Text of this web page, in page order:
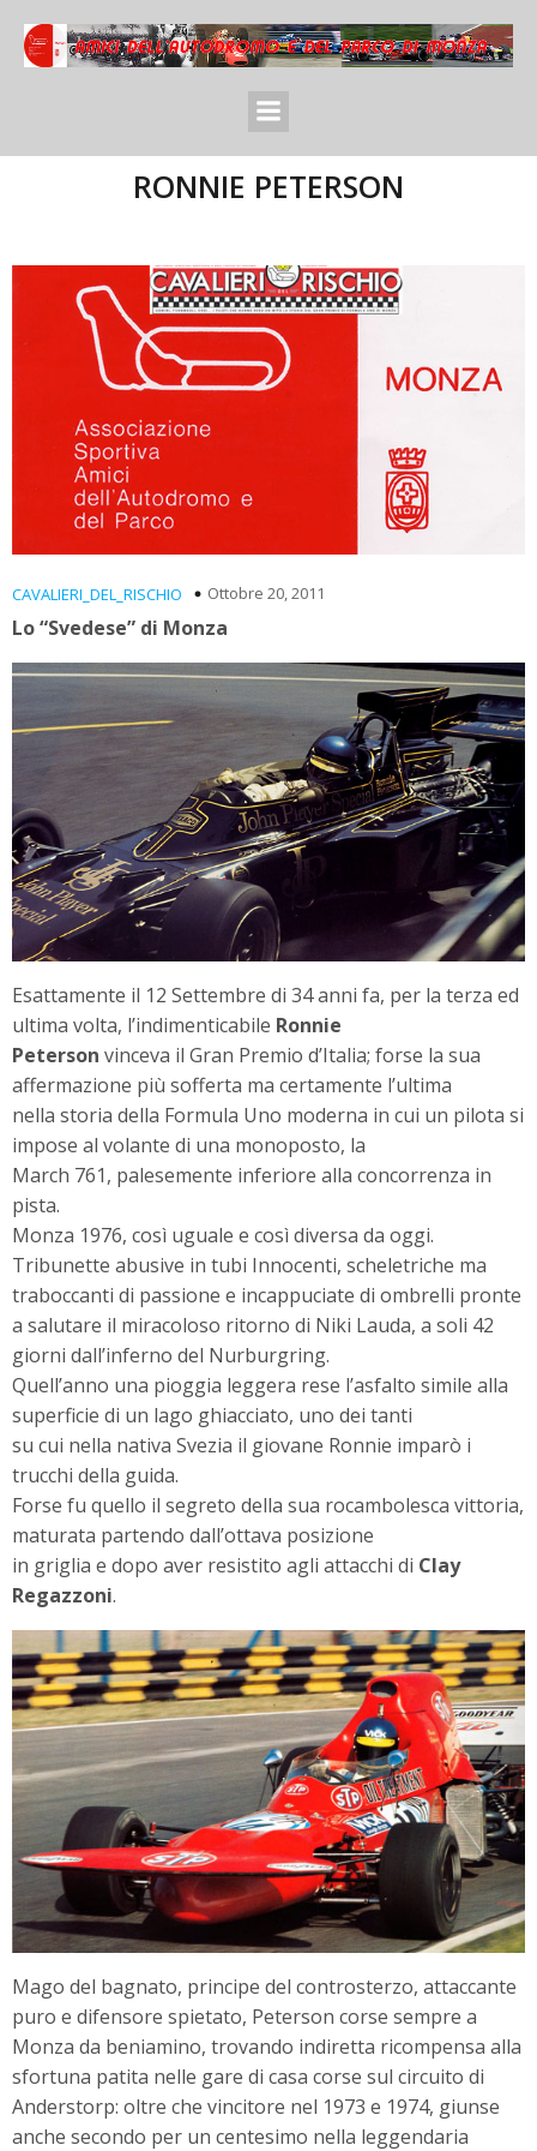
RONNIE PETERSON
CAVALIERI_DEL_RISCHIO Ottobre 20, 2011
Lo “Svedese” di Monza
Esattamente il 12 Settembre di 34 anni fa, per la terza ed
ultima volta, l’indimenticabile Ronnie
Peterson vinceva il Gran Premio d’Italia; forse la sua
affermazione più sofferta ma certamente l’ultima
nella storia della Formula Uno moderna in cui un pilota si
impose al volante di una monoposto, la
March 761, palesemente inferiore alla concorrenza in
pista.
Monza 1976, così uguale e così diversa da oggi.
Tribunette abusive in tubi Innocenti, scheletriche ma
traboccanti di passione e incappuciate di ombrelli pronte
a salutare il miracoloso ritorno di Niki Lauda, a soli 42
giorni dall’inferno del Nurburgring.
Quell’anno una pioggia leggera rese l’asfalto simile alla
superficie di un lago ghiacciato, uno dei tanti
su cui nella nativa Svezia il giovane Ronnie imparò i
trucchi della guida.
Forse fu quello il segreto della sua rocambolesca vittoria,
maturata partendo dall’ottava posizione
in griglia e dopo aver resistito agli attacchi di Clay
Regazzoni.
Mago del bagnato, principe del controsterzo, attaccante
puro e difensore spietato, Peterson corse sempre a
Monza da beniamino, trovando indiretta ricompensa alla
sfortuna patita nelle gare di casa corse sul circuito di
Anderstorp: oltre che vincitore nel 1973 e 1974, giunse
anche secondo per un centesimo nella leggendaria